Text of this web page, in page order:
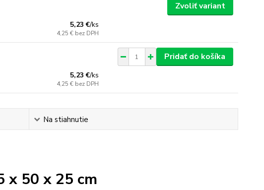
5,23 €/ks
4,25 € bez DPH
Zvoliť variant
5,23 €/ks
4,25 € bez DPH
Pridať do košíka
Na stiahnutie
x 50 x 25 cm